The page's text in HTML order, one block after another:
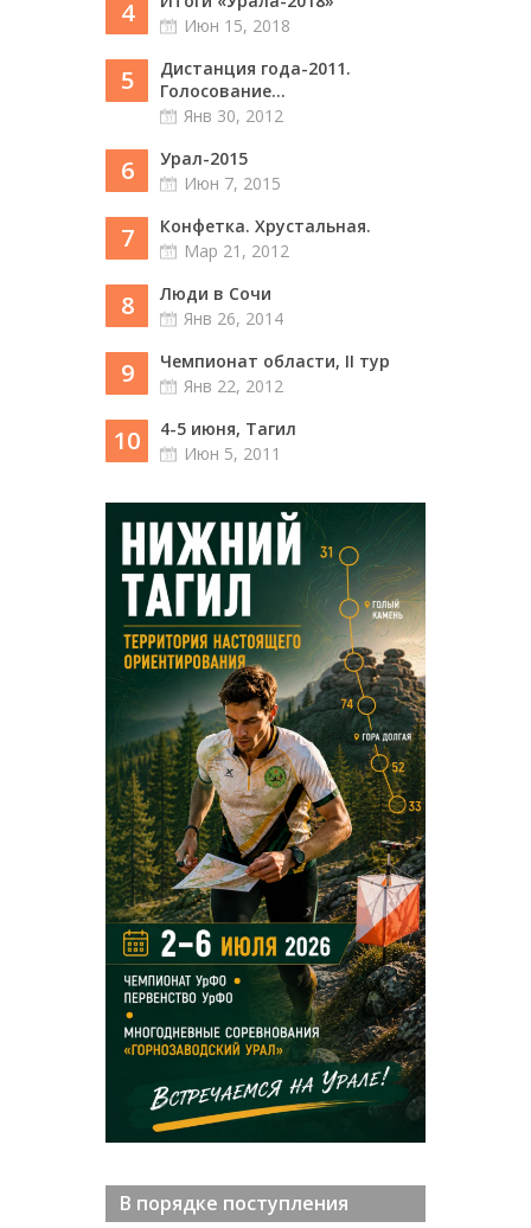
4
Июн 15, 2018
5
Дистанция года-2011.
Голосование...
Янв 30, 2012
6
Урал-2015
Июн 7, 2015
7
Конфетка. Хрустальная.
Мар 21, 2012
8
Люди в Сочи
Янв 26, 2014
9
Чемпионат области, II тур
Янв 22, 2012
10
4-5 июня, Тагил
Июн 5, 2011
В порядке поступления